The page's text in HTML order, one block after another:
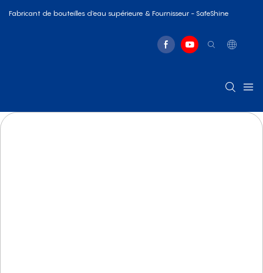
Fabricant de bouteilles d'eau supérieure & Fournisseur - SafeShine